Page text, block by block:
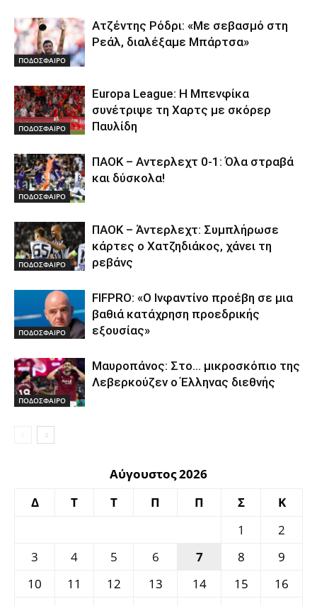
ΠΟΔΟΣΦΑΙΡΟ
Ατζέντης Ρόδρι: «Με σεβασμό στη
Ρεάλ, διαλέξαμε Μπάρτσα»
ΠΟΔΟΣΦΑΙΡΟ
Europa League: Η Μπενφίκα
συνέτριψε τη Χαρτς με σκόρερ
Παυλίδη
ΠΟΔΟΣΦΑΙΡΟ
ΠΑΟΚ – Αντερλεχτ 0-1: Όλα στραβά
και δύσκολα!
ΠΟΔΟΣΦΑΙΡΟ
ΠΑΟΚ – Άντερλεχτ: Συμπλήρωσε
κάρτες ο Χατζηδιάκος, χάνει τη
ρεβάνς
ΠΟΔΟΣΦΑΙΡΟ
FIFPRO: «Ο Ινφαντίνο προέβη σε μια
βαθιά κατάχρηση προεδρικής
εξουσίας»
ΠΟΔΟΣΦΑΙΡΟ
Μαυροπάνος: Στο… μικροσκόπιο της
Λεβερκούζεν ο Έλληνας διεθνής
Αύγουστος 2026
Δ
Τ Τ Π Π Σ
Κ
1
2
3
4 5 6 7 8
9
10
11 12 13 14 15
16